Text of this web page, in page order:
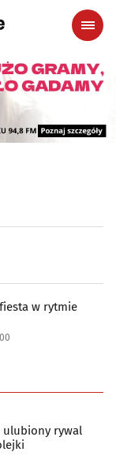
w rytmie
ulubiony rywal